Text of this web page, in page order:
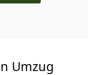
Umzug